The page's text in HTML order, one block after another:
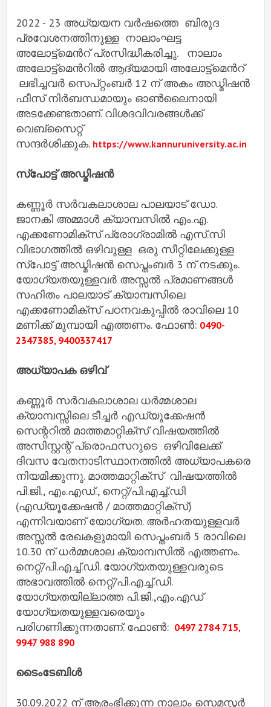
2022 - 23 അധ്യയന വർഷത്തെ ബിരുദ
പ്രവേശനത്തിനുള്ള നാലാംഘട്ട
അലോട്ട്മെന്‍റ് പ്രസിദ്ധീകരിച്ചു. നാലാം
അലോട്ട്മെന്‍റിൽ ആദ്യമായി അലോട്ട്മെന്‍റ്
ലഭിച്ചവർ സെപ്റ്റംബർ 12 ന് അകം അഡ്മിഷന്‍
ഫീസ് നിർബന്ധമായും ഓൺലൈനായി
അടക്കേണ്ടതാണ്. വിശദവിവരങ്ങൾക്ക്
വെബ്‌സൈറ്റ്
സന്ദർശിക്കുക. https://www.kannuruniversity.ac.in
സ്പോട്ട് അഡ്മിഷൻ
കണ്ണൂർ സർവകലാശാല പാലയാട് ഡോ.
ജാനകി അമ്മാൾ ക്യാമ്പസിൽ എം.എ.
എക്കണോമിക്സ് പ്രോഗ്രാമിൽ എസ്.സി
വിഭാഗത്തിൽ ഒഴിവുള്ള ഒരു സീറ്റിലേക്കുള്ള
സ്പോട്ട് അഡ്മിഷൻ സെപ്തംബർ 3 ന് നടക്കും.
യോഗ്യതയുള്ളവർ അസ്സൽ പ്രമാണങ്ങൾ
സഹിതം പാലയാട് ക്യാമ്പസിലെ
എക്കണോമിക്സ് പഠനവകുപ്പിൽ രാവിലെ 10
മണിക്ക് മുമ്പായി എത്തണം. ഫോൺ: 0490-
2347385, 9400337417
അധ്യാപക ഒഴിവ്
കണ്ണൂർ സർവകലാശാല ധർമ്മശാല
ക്യാമ്പസ്സിലെ ടീച്ചർ എഡ്യൂക്കേഷൻ
സെന്ററിൽ മാത്തമാറ്റിക്സ് വിഷയത്തിൽ
അസിസ്റ്റന്റ് പ്രൊഫസറുടെ ഒഴിവിലേക്ക്
ദിവസ വേതനാടിസ്ഥാനത്തിൽ അധ്യാപകരെ
നിയമിക്കുന്നു. മാത്തമാറ്റിക്സ് വിഷയത്തിൽ
പി.ജി., എം.എഡ്‌., നെറ്റ്/പി.എച്ച്.ഡി
(എഡ്യൂക്കേഷൻ / മാത്തമാറ്റിക്സ്)
എന്നിവയാണ് യോഗ്യത. അർഹതയുള്ളവർ
അസ്സൽ രേഖകളുമായി സെപ്തംബർ 5 രാവിലെ
10.30 ന് ധർമ്മശാല ക്യാമ്പസിൽ എത്തണം.
നെറ്റ്/പി.എച്ച്.ഡി. യോഗ്യതയുള്ളവരുടെ
അഭാവത്തിൽ നെറ്റ്/പി.എച്ച്.ഡി.
യോഗ്യതയില്ലാത്ത പി.ജി.,എം.എഡ്
യോഗ്യതയുള്ളവരെയും
പരിഗണിക്കുന്നതാണ്. ഫോൺ: 0497 2784 715,
9947 988 890
ടൈംടേബിൾ
30.09.2022 ന് ആരംഭിക്കുന്ന നാലാം സെമസ്റ്റർ